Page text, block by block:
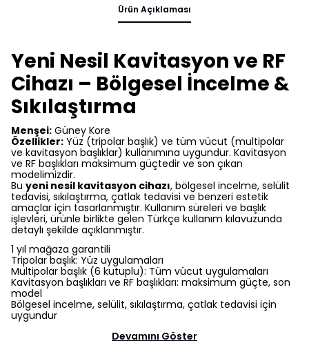
Ürün Açıklaması
Yeni Nesil Kavitasyon ve RF
Cihazı – Bölgesel İncelme &
Sıkılaştırma
Menşei: Güney Kore
Özellikler: Yüz (tripolar başlık) ve tüm vücut (multipolar
ve kavitasyon başlıklar) kullanımına uygundur. Kavitasyon
ve RF başlıkları maksimum güçtedir ve son çıkan
modelimizdir.
Bu yeni nesil kavitasyon cihazı, bölgesel incelme, selülit
tedavisi, sıkılaştırma, çatlak tedavisi ve benzeri estetik
amaçlar için tasarlanmıştır. Kullanım süreleri ve başlık
işlevleri, ürünle birlikte gelen Türkçe kullanım kılavuzunda
detaylı şekilde açıklanmıştır.
1 yıl mağaza garantili
Tripolar başlık: Yüz uygulamaları
Multipolar başlık (6 kutuplu): Tüm vücut uygulamaları
Kavitasyon başlıkları ve RF başlıkları: maksimum güçte, son
model
Bölgesel incelme, selülit, sıkılaştırma, çatlak tedavisi için
uygundur
Devamını Göster